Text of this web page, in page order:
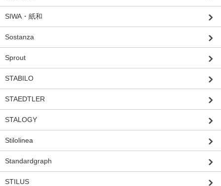
SIWA・紙和
Sostanza
Sprout
STABILO
STAEDTLER
STALOGY
Stilolinea
Standardgraph
STILUS